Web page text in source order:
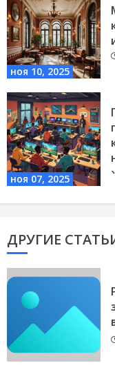
ноя 10, 2025
ноя 07, 2025
ДРУГИЕ